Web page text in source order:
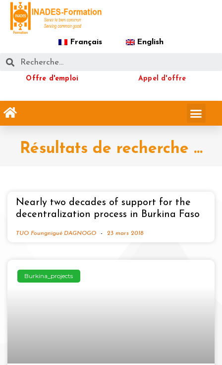
Français English
Offre d'emploi Appel d'offre
Résultats de recherche ...
Nearly two decades of support for the
decentralization process in Burkina Faso
TUO Foungnigué DAGNOGO 23 mars 2018
Burkina_projects